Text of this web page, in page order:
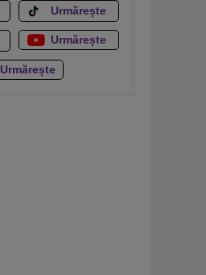
Urmărește
Urmărește
Urmărește